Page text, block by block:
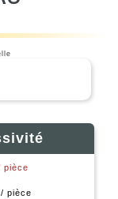
pièce
pièce